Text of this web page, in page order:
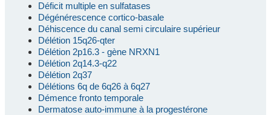
Déficit multiple en sulfatases
Dégénérescence cortico-basale
Déhiscence du canal semi circulaire supérieur
Délétion 15q26-qter
Délétion 2p16.3 - gène NRXN1
Délétion 2q14.3-q22
Délétion 2q37
Délétions 6q de 6q26 à 6q27
Démence fronto temporale
Dermatose auto-immune à la progestérone